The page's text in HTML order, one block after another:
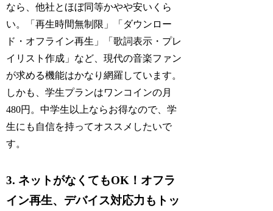
なら、他社とほぼ同等かやや安いくら
い。「再生時間無制限」「ダウンロー
ド・オフライン再生」「歌詞表示・プレ
イリスト作成」など、現代の音楽ファン
が求める機能はかなり網羅しています。
しかも、学生プランはワンコインの月
480円。中学生以上ならお得なので、学
生にも自信を持ってオススメしたいで
す。
3. ネットがなくてもOK！オフラ
イン再生、デバイス対応力もトッ